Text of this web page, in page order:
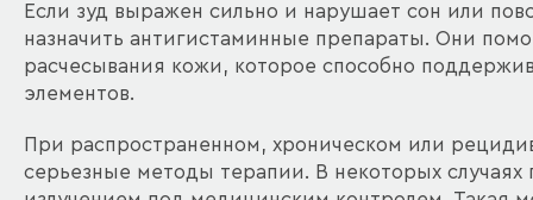
Если зуд выражен сильно и нарушает сон или
назначить антигистаминные препараты. Они
расчесывания кожи, которое способно
элементов.
При распространенном, хроническом или
серьезные методы терапии. В некоторых